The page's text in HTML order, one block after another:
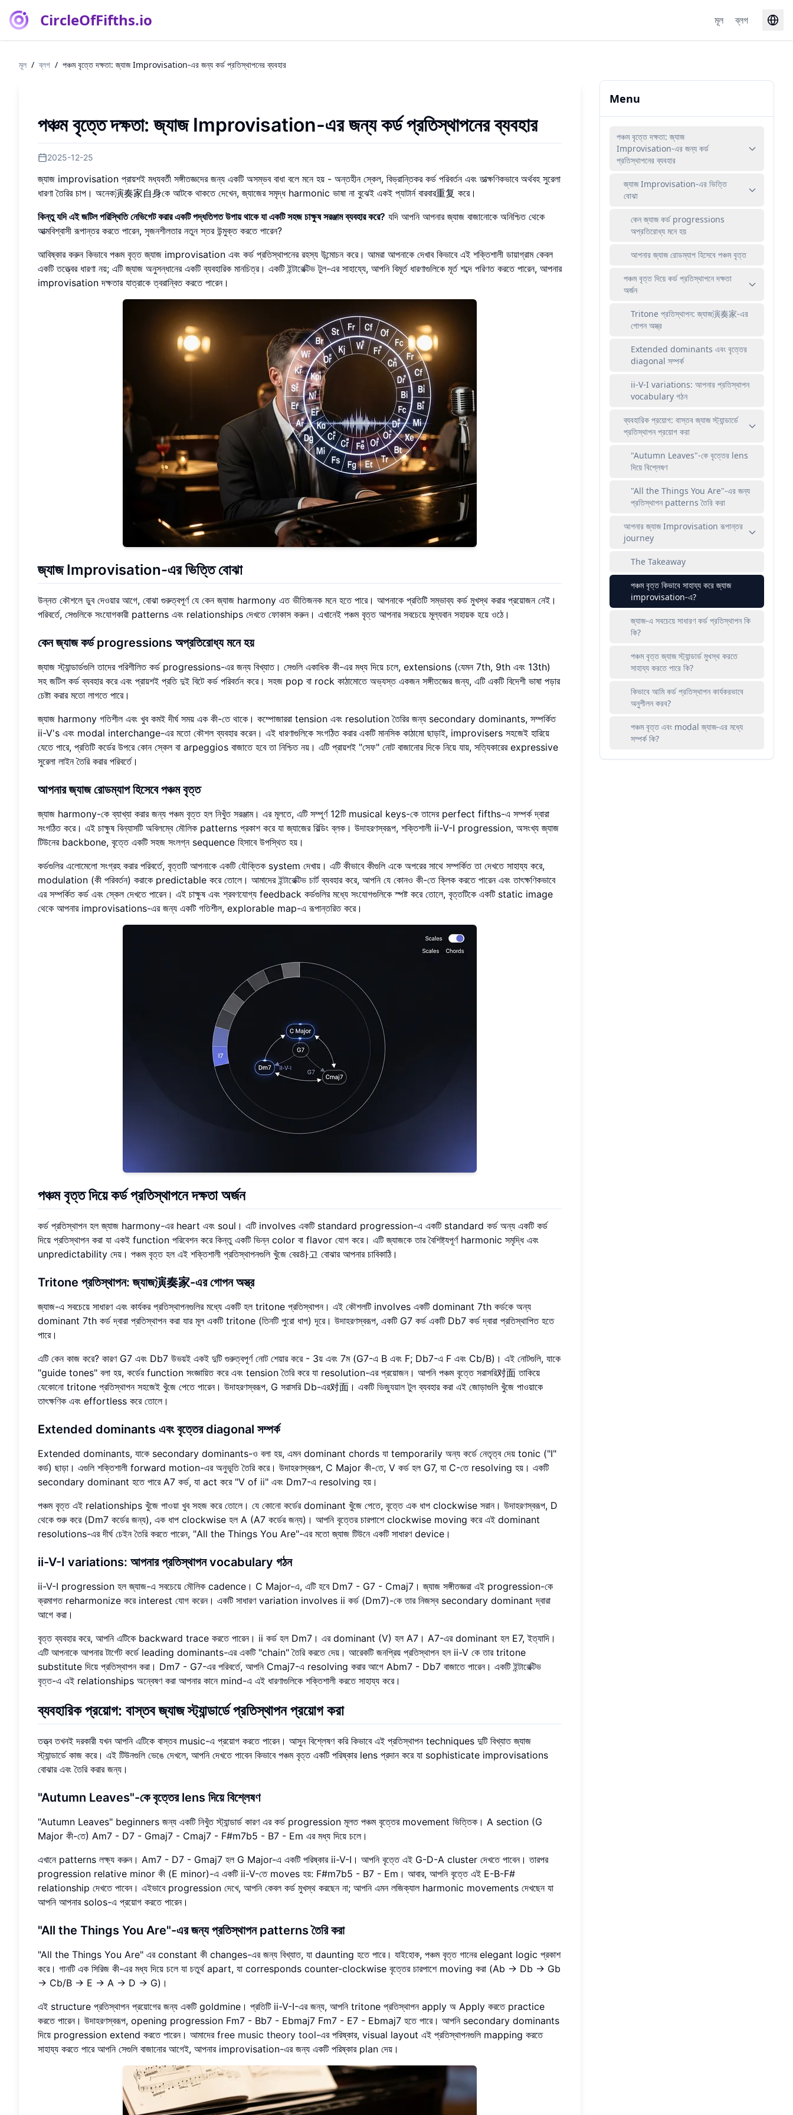
CircleOfFifths.io মূল ব্লগ
মূল / ব্লগ / পঞ্চম বৃত্তে দক্ষতা: জ্যাজ Improvisation-এর জন্য কর্ড প্রতিস্থাপনের ব্যবহার
পঞ্চম বৃত্তে দক্ষতা: জ্যাজ Improvisation-এর জন্য কর্ড প্রতিস্থাপনের ব্যবহার
2025-12-25
জ্যাজ improvisation প্রায়শই মধ্যবর্তী সঙ্গীতজ্ঞদের জন্য একটি অসম্ভব বাধা বলে মনে হয় - অন্তহীন স্কেল, বিভ্রান্তিকর কর্ড পরিবর্তন এবং তাত্ক্ষণিকভাবে অর্থবহ সুরেলা
ধারণা তৈরির চাপ। অনেক演奏家自身কে আটকে থাকতে দেখেন, জ্যাজের সমৃদ্ধ harmonic ভাষা না বুঝেই একই প্যাটার্ন বারবার重复 করে।
কিন্তু যদি এই জটিল পরিস্থিতি নেভিগেট করার একটি পদ্ধতিগত উপায় থাকে যা একটি সহজ চাক্ষুষ সরঞ্জাম ব্যবহার করে? যদি আপনি আপনার জ্যাজ বাজানোকে অনিশ্চিত থেকে
আত্মবিশ্বাসী রূপান্তর করতে পারেন, সৃজনশীলতার নতুন স্তর উন্মুক্ত করতে পারেন?
আবিষ্কার করুন কিভাবে পঞ্চম বৃত্ত জ্যাজ improvisation এবং কর্ড প্রতিস্থাপনের রহস্য উন্মোচন করে। আমরা আপনাকে দেখাব কিভাবে এই শক্তিশালী ডায়াগ্রাম কেবল
একটি তত্ত্বের ধারণা নয়; এটি জ্যাজ অনুসন্ধানের একটি ব্যবহারিক মানচিত্র। একটিইন্টারেক্টিভ টুল-এর সাহায্যে, আপনি বিমূর্ত ধারণাগুলিকে মূর্ত শব্দে পরিণত করতে পারেন, আপনার
improvisation দক্ষতার যাত্রাকে ত্বরান্বিত করতে পারেন।
জ্যাজ Improvisation-এর ভিত্তি বোঝা
উন্নত কৌশলে ডুব দেওয়ার আগে, বোঝা গুরুত্বপূর্ণ যে কেন জ্যাজ harmony এত ভীতিজনক মনে হতে পারে। আপনাকে প্রতিটি সম্ভাব্য কর্ড মুখস্থ করার প্রয়োজন নেই।
পরিবর্তে, সেগুলিকে সংযোগকারী patterns এবং relationships দেখতে ফোকাস করুন। এখানেই পঞ্চম বৃত্ত আপনার সবচেয়ে মূল্যবান সহায়ক হয়ে ওঠে।
কেন জ্যাজ কর্ড progressions অপ্রতিরোধ্য মনে হয়
জ্যাজ স্ট্যান্ডার্ডগুলি তাদের পরিশীলিত কর্ড progressions-এর জন্য বিখ্যাত। সেগুলি একাধিক কী-এর মধ্য দিয়ে চলে, extensions (যেমন 7th, 9th এবং 13th)
সহ জটিল কর্ড ব্যবহার করে এবং প্রায়শই প্রতি দুই বিটে কর্ড পরিবর্তন করে। সহজ pop বা rock কাঠামোতে অভ্যস্ত একজন সঙ্গীতজ্ঞের জন্য, এটি একটি বিদেশী ভাষা পড়ার
চেষ্টা করার মতো লাগতে পারে।
জ্যাজ harmony গতিশীল এবং খুব কমই দীর্ঘ সময় এক কী-তে থাকে। কম্পোজাররা tension এবং resolution তৈরির জন্য secondary dominants, সম্পর্কিত
ii-V's এবং modal interchange-এর মতো কৌশল ব্যবহার করেন। এই ধারণাগুলিকে সংগঠিত করার একটি মানসিক কাঠামো ছাড়াই, improvisers সহজেই হারিয়ে
যেতে পারে, প্রতিটি কর্ডের উপরে কোন স্কেল বা arpeggios বাজাতে হবে তা নিশ্চিত নয়। এটি প্রায়শই "সেফ" নোট বাজানোর দিকে নিয়ে যায়, সত্যিকারের expressive
সুরেলা লাইন তৈরি করার পরিবর্তে।
আপনার জ্যাজ রোডম্যাপ হিসেবে পঞ্চম বৃত্ত
জ্যাজ harmony-কে ব্যাখ্যা করার জন্য পঞ্চম বৃত্ত হল নিখুঁত সরঞ্জাম। এর মূলতে, এটি সম্পূর্ণ 12টি musical keys-কে তাদের perfect fifths-এ সম্পর্ক দ্বারা
সংগঠিত করে। এই চাক্ষুষ বিন্যাসটি অবিলম্বে মৌলিক patterns প্রকাশ করে যা জ্যাজের বিল্ডিং ব্লক। উদাহরণস্বরূপ, শক্তিশালী ii-V-I progression, অসংখ্য জ্যাজ
টিউনের backbone, বৃত্তে একটি সহজ সংলগ্ন sequence হিসাবে উপস্থিত হয়।
কর্ডগুলির এলোমেলো সংগ্রহ করার পরিবর্তে, বৃত্তটি আপনাকে একটি যৌক্তিক system দেখায়। এটি কীভাবে কীগুলি একে অপরের সাথে সম্পর্কিত তা দেখতে সাহায্য করে,
modulation (কী পরিবর্তন) করাকে predictable করে তোলে। আমাদেরইন্টারেক্টিভ চার্টব্যবহার করে, আপনি যে কোনও কী-তে ক্লিক করতে পারেন এবং তাৎক্ষণিকভাবে
এর সম্পর্কিত কর্ড এবং স্কেল দেখতে পারেন। এই চাক্ষুষ এবং শ্রবণযোগ্য feedback কর্ডগুলির মধ্যে সংযোগগুলিকে স্পষ্ট করে তোলে, বৃত্তটিকে একটি static image
থেকে আপনার improvisations-এর জন্য একটি গতিশীল, explorable map-এ রূপান্তরিত করে।
পঞ্চম বৃত্ত দিয়ে কর্ড প্রতিস্থাপনে দক্ষতা অর্জন
কর্ড প্রতিস্থাপন হল জ্যাজ harmony-এর heart এবং soul। এটি involves একটি standard progression-এ একটি standard কর্ড অন্য একটি কর্ড
দিয়ে প্রতিস্থাপন করা যা একই function পরিবেশন করে কিন্তু একটি ভিন্ন color বা flavor যোগ করে। এটি জ্যাজকে তার বৈশিষ্ট্যপূর্ণ harmonic সমৃদ্ধি এবং
unpredictability দেয়। পঞ্চম বৃত্ত হল এই শক্তিশালী প্রতিস্থাপনগুলি খুঁজে বের하고 বোঝার আপনার চাবিকাঠি।
Tritone প্রতিস্থাপন: জ্যাজ演奏家-এর গোপন অস্ত্র
জ্যাজ-এ সবচেয়ে সাধারণ এবং কার্যকর প্রতিস্থাপনগুলির মধ্যে একটি হল tritone প্রতিস্থাপন। এই কৌশলটি involves একটি dominant 7th কর্ডকে অন্য
dominant 7th কর্ড দ্বারা প্রতিস্থাপন করা যার মূল একটি tritone (তিনটি পুরো ধাপ) দূরে। উদাহরণস্বরূপ, একটি G7 কর্ড একটি Db7 কর্ড দ্বারা প্রতিস্থাপিত হতে
পারে।
এটি কেন কাজ করে? কারণ G7 এবং Db7 উভয়ই একই দুটি গুরুত্বপূর্ণ নোট শেয়ার করে - 3য় এবং 7ম (G7-এ B এবং F; Db7-এ F এবং Cb/B)। এই নোটগুলি, যাকে
"guide tones" বলা হয়, কর্ডের function সংজ্ঞায়িত করে এবং tension তৈরি করে যা resolution-এর প্রয়োজন। আপনি পঞ্চম বৃত্তে সরাসরি对面 তাকিয়ে
যেকোনো tritone প্রতিস্থাপন সহজেই খুঁজে পেতে পারেন। উদাহরণস্বরূপ, G সরাসরি Db-এর对面। একটি ভিজ্যুয়াল টুলব্যবহার করা এই জোড়াগুলি খুঁজে পাওয়াকে
তাৎক্ষণিক এবং effortless করে তোলে।
Extended dominants এবং বৃত্তের diagonal সম্পর্ক
Extended dominants, যাকে secondary dominants-ও বলা হয়, এমন dominant chords যা temporarily অন্য কর্ডে নেতৃত্ব দেয় tonic ("I"
কর্ড) ছাড়া। এগুলি শক্তিশালী forward motion-এর অনুভূতি তৈরি করে। উদাহরণস্বরূপ, C Major কী-তে, V কর্ড হল G7, যা C-তে resolving হয়। একটি
secondary dominant হতে পারে A7 কর্ড, যা act করে "V of ii" এবং Dm7-এ resolving হয়।
পঞ্চম বৃত্ত এই relationships খুঁজে পাওয়া খুব সহজ করে তোলে। যে কোনো কর্ডের dominant খুঁজে পেতে, বৃত্তে এক ধাপ clockwise সরান। উদাহরণস্বরূপ, D
থেকে শুরু করে (Dm7 কর্ডের জন্য), এক ধাপ clockwise হল A (A7 কর্ডের জন্য)। আপনি বৃত্তের চারপাশে clockwise moving করে এই dominant
resolutions-এর দীর্ঘ চেইন তৈরি করতে পারেন, "All the Things You Are"-এর মতো জ্যাজ টিউনে একটি সাধারণ device।
ii-V-I variations: আপনার প্রতিস্থাপন vocabulary গঠন
ii-V-I progression হল জ্যাজ-এ সবচেয়ে মৌলিক cadence। C Major-এ, এটি হবে Dm7 - G7 - Cmaj7। জ্যাজ সঙ্গীতজ্ঞরা এই progression-কে
ক্রমাগত reharmonize করে interest যোগ করেন। একটি সাধারণ variation involves ii কর্ড (Dm7)-কে তার নিজস্ব secondary dominant দ্বারা
আগে করা।
বৃত্ত ব্যবহার করে, আপনি এটিকে backward trace করতে পারেন। ii কর্ড হল Dm7। এর dominant (V) হল A7। A7-এর dominant হল E7, ইত্যাদি।
এটি আপনাকে আপনার টার্গেট কর্ডে leading dominants-এর একটি "chain" তৈরি করতে দেয়। আরেকটি জনপ্রিয় প্রতিস্থাপন হল ii-V কে তার tritone
substitute দিয়ে প্রতিস্থাপন করা। Dm7 - G7-এর পরিবর্তে, আপনি Cmaj7-এ resolving করার আগে Abm7 - Db7 বাজাতে পারেন। একটিইন্টারেক্টিভ
বৃত্ত-এ এই relationships অন্বেষণ করা আপনার কানে mind-এ এই ধারণাগুলিকে শক্তিশালী করতে সাহায্য করে।
ব্যবহারিক প্রয়োগ: বাস্তব জ্যাজ স্ট্যান্ডার্ডে প্রতিস্থাপন প্রয়োগ করা
তত্ত্ব তখনই দরকারী যখন আপনি এটিকে বাস্তব music-এ প্রয়োগ করতে পারেন। আসুন বিশ্লেষণ করি কিভাবে এই প্রতিস্থাপন techniques দুটি বিখ্যাত জ্যাজ
স্ট্যান্ডার্ডে কাজ করে। এই টিউনগুলি ভেঙে দেখলে, আপনি দেখতে পাবেন কিভাবে পঞ্চম বৃত্ত একটি পরিষ্কার lens প্রদান করে যা sophisticate improvisations
বোঝার এবং তৈরি করার জন্য।
"Autumn Leaves"-কে বৃত্তের lens দিয়ে বিশ্লেষণ
"Autumn Leaves" beginners জন্য একটি নিখুঁত স্ট্যান্ডার্ড কারণ এর কর্ড progression মূলত পঞ্চম বৃত্তের movement ভিত্তিক। A section (G
Major কী-তে) Am7 - D7 - Gmaj7 - Cmaj7 - F#m7b5 - B7 - Em এর মধ্য দিয়ে চলে।
এখানে patterns লক্ষ্য করুন। Am7 - D7 - Gmaj7 হল G Major-এ একটি পরিষ্কার ii-V-I। আপনি বৃত্তে এই G-D-A cluster দেখতে পাবেন। তারপর
progression relative minor কী (E minor)-এ একটি ii-V-তে moves হয়: F#m7b5 - B7 - Em। আবার, আপনি বৃত্তে এই E-B-F#
relationship দেখতে পাবেন। এইভাবে progression দেখে, আপনি কেবল কর্ড মুখস্থ করছেন না; আপনি এমন লজিক্যাল harmonic movements দেখছেন যা
আপনি আপনার solos-এ প্রয়োগ করতে পারেন।
"All the Things You Are"-এর জন্য প্রতিস্থাপন patterns তৈরি করা
"All the Things You Are" এর constant কী changes-এর জন্য বিখ্যাত, যা daunting হতে পারে। যাইহোক, পঞ্চম বৃত্ত গানের elegant logic প্রকাশ
করে। গানটি এক সিরিজ কী-এর মধ্য দিয়ে চলে যা চতুর্থ apart, যা corresponds counter-clockwise বৃত্তের চারপাশে moving করা (Ab -> Db -> Gb
-> Cb/B -> E -> A -> D -> G)।
এই structure প্রতিস্থাপন প্রয়োগের জন্য একটি goldmine। প্রতিটি ii-V-I-এর জন্য, আপনি tritone প্রতিস্থাপন apply অ Apply করতে practice
করতে পারেন। উদাহরণস্বরূপ, opening progression Fm7 - Bb7 - Ebmaj7 Fm7 - E7 - Ebmaj7 হতে পারে। আপনি secondary dominants
দিয়ে progression extend করতে পারেন। আমাদের free music theory tool-এর পরিষ্কার, visual layout এই প্রতিস্থাপনগুলি mapping করতে
সাহায্য করতে পারে আপনি সেগুলি বাজানোর আগেই, আপনার improvisation-এর জন্য একটি পরিষ্কার plan দেয়।
Menu
পঞ্চম বৃত্তে দক্ষতা: জ্যাজ
Improvisation-এর জন্য কর্ড
প্রতিস্থাপনের ব্যবহার
জ্যাজ Improvisation-এর ভিত্তি
বোঝা
কেন জ্যাজ কর্ড progressions
অপ্রতিরোধ্য মনে হয়
আপনার জ্যাজ রোডম্যাপ হিসেবে পঞ্চম বৃত্ত
পঞ্চম বৃত্ত দিয়ে কর্ড প্রতিস্থাপনে দক্ষতা
অর্জন
Tritone প্রতিস্থাপন: জ্যাজ演奏家-এর
গোপন অস্ত্র
Extended dominants এবং বৃত্তের
diagonal সম্পর্ক
ii-V-I variations: আপনার প্রতিস্থাপন
vocabulary গঠন
ব্যবহারিক প্রয়োগ: বাস্তব জ্যাজ স্ট্যান্ডার্ডে
প্রতিস্থাপন প্রয়োগ করা
"Autumn Leaves"-কে বৃত্তের lens
দিয়ে বিশ্লেষণ
"All the Things You Are"-এর জন্য
প্রতিস্থাপন patterns তৈরি করা
আপনার জ্যাজ Improvisation রূপান্তর
journey
The Takeaway
পঞ্চম বৃত্ত কিভাবে সাহায্য করে জ্যাজ
improvisation-এ?
জ্যাজ-এ সবচেয়ে সাধারণ কর্ড প্রতিস্থাপন কি
কি?
পঞ্চম বৃত্ত জ্যাজ স্ট্যান্ডার্ড মুখস্থ করতে
সাহায্য করতে পারে কি?
কিভাবে আমি কর্ড প্রতিস্থাপন কার্যকরভাবে
অনুশীলন করব?
পঞ্চম বৃত্ত এবং modal জ্যাজ-এর মধ্যে
সম্পর্ক কি?